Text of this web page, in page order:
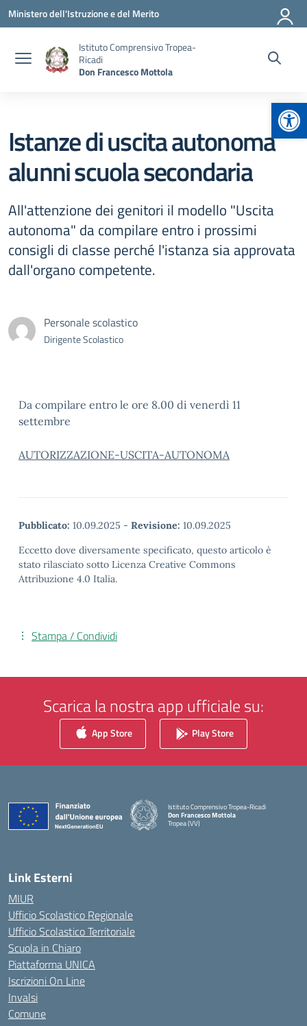
Vai ai contenuti
Vai al menu di navigazione
Vai al footer
Ministero dell'Istruzione e del Merito
Istituto Comprensivo Tropea-
Ricadi
Don Francesco Mottola
Istanze di uscita autonoma
alunni scuola secondaria
All'attenzione dei genitori il modello "Uscita
autonoma" da compilare entro i prossimi
consigli di classe perché l'istanza sia approvata
dall'organo competente.
Personale scolastico
Dirigente Scolastico
Da compilare entro le ore 8.00 di venerdì 11
settembre
AUTORIZZAZIONE-USCITA-AUTONOMA
Pubblicato: 10.09.2025 - Revisione: 10.09.2025
Eccetto dove diversamente specificato, questo articolo è
stato rilasciato sotto Licenza Creative Commons
Attribuzione 4.0 Italia.
Stampa / Condividi
Scarica la nostra app ufficiale su:
App Store Play Store
Istituto Comprensivo Tropea-Ricadi
Don Francesco Mottola
Tropea (VV)
— Visita la pagina iniziale della scuola
Link Esterni
MIUR
Ufficio Scolastico Regionale
Ufficio Scolastico Territoriale
Scuola in Chiaro
Piattaforma UNICA
Iscrizioni On Line
Invalsi
Comune